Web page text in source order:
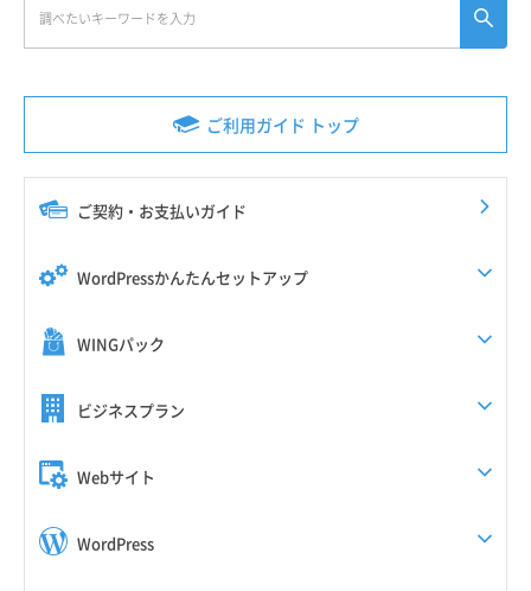
ご利用ガイド トップ
ご契約・お支払いガイド
WordPressかんたんセットアップ
WINGパック
ビジネスプラン
Webサイト
WordPress